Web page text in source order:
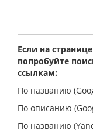
Если на
попробуйте
ссылкам:
По названию
По описанию
По названию